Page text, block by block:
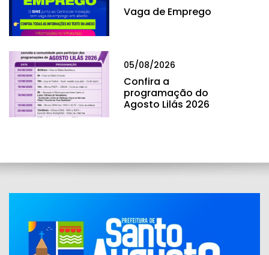
Vaga de Emprego
05/08/2026
Confira a
programação do
Agosto Lilás 2026